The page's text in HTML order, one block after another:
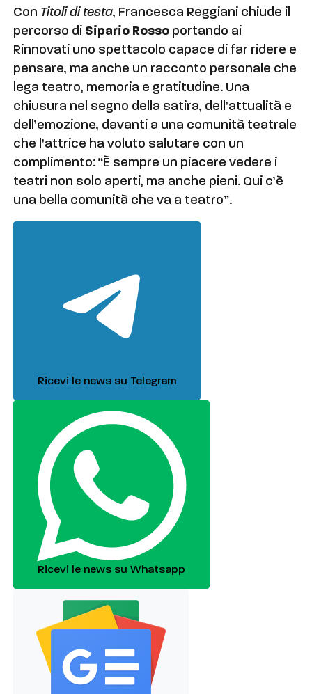
Con Titoli di testa, Francesca Reggiani chiude il
percorso di Sipario Rosso portando ai
Rinnovati uno spettacolo capace di far ridere e
pensare, ma anche un racconto personale che
lega teatro, memoria e gratitudine. Una
chiusura nel segno della satira, dell’attualità e
dell’emozione, davanti a una comunità teatrale
che l’attrice ha voluto salutare con un
complimento: “È sempre un piacere vedere i
teatri non solo aperti, ma anche pieni. Qui c’è
una bella comunità che va a teatro”.
Ricevi le news su Telegram
Ricevi le news su Whatsapp